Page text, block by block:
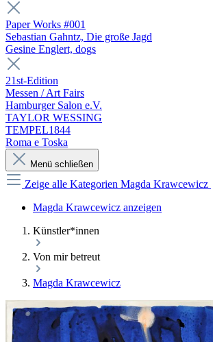
Paper Works #001
Sebastian Gahntz, Die große Jagd
Gesine Englert, dogs
21st-Edition
Messen / Art Fairs
Hamburger Salon e.V.
TAYLOR WESSING
TEMPEL1844
Roma e Toska
Menü schließen
Zeige alle Kategorien Magda Krawcewicz
Magda Krawcewicz anzeigen
Künstler*innen
Von mir betreut
Magda Krawcewicz